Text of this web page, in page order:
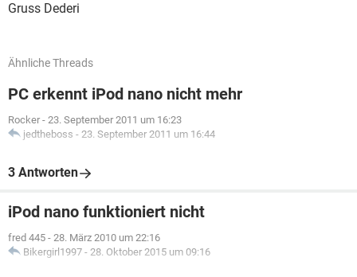
Gruss Dederi
Ähnliche Threads
PC erkennt iPod nano nicht mehr
Rocker - 23. September 2011 um 16:23
jedtheboss - 23. September 2011 um 16:44
3 Antworten
iPod nano funktioniert nicht
fred 445 - 28. März 2010 um 22:16
Bikergirl1997 - 28. Oktober 2015 um 09:16